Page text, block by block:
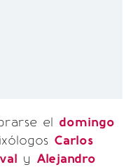
el domingo
Carlos
y Alejandro